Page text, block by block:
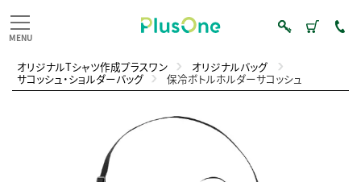
オリジナルTシャツ作成プラスワン オリジナルバッグ
サコッシュ・ショルダーバッグ 保冷ボトルホルダーサコッシュ